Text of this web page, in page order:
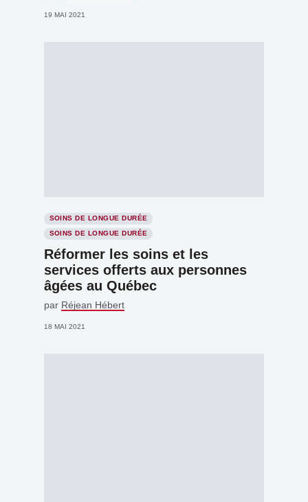
19 MAI 2021
SOINS DE LONGUE DURÉE
SOINS DE LONGUE DURÉE
Réformer les soins et les
services offerts aux personnes
âgées au Québec
par Réjean Hébert
18 MAI 2021